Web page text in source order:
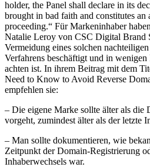
holder, the Panel shall declare in its
brought in bad faith and constitutes an
proceeding.“ Für Markeninhaber
Natalie Leroy von CSC Digital Brand
Vermeidung eines solchen
Verfahrens beschäftigt und in
achten ist. In ihrem Beitrag mit dem
Need to Know to Avoid Reverse
empfehlen sie:
– Die eigene Marke sollte älter als die
vorgeht, zumindest älter als der letzte
– Man sollte dokumentieren, wie
Zeitpunkt der Domain-Registrierung
Inhaberwechsels war.